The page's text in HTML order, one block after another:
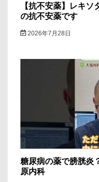
【抗不安薬】レキ
の抗不安薬です
2026年7月28日
糖尿病の薬で膀胱炎
原内科